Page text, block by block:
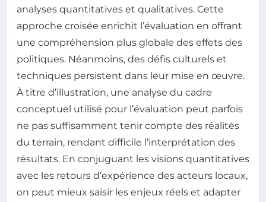
analyses quantitatives et qualitatives. Cette
approche croisée enrichit l’évaluation en offrant
une compréhension plus globale des effets des
politiques. Néanmoins, des défis culturels et
techniques persistent dans leur mise en œuvre.
À titre d’illustration, une analyse du cadre
conceptuel utilisé pour l’évaluation peut parfois
ne pas suffisamment tenir compte des réalités
du terrain, rendant difficile l’interprétation des
résultats. En conjuguant les visions quantitatives
avec les retours d’expérience des acteurs locaux,
on peut mieux saisir les enjeux réels et adapter